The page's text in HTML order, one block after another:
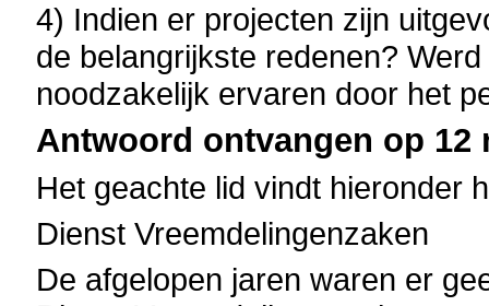
4) Indien er projecten zijn
de belangrijkste redenen?
noodzakelijk ervaren door het
Antwoord ontvangen op 12
Het geachte lid vindt hieronder
Dienst Vreemdelingenzaken
De afgelopen jaren waren er